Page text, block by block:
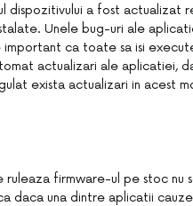
dispozitivului a fost actualizat
Unele bug-uri ale
ca toate sa isi
actualizari ale aplicatiei,
exista actualizari in acest
firmware-ul pe stoc nu
daca una dintre aplicatii